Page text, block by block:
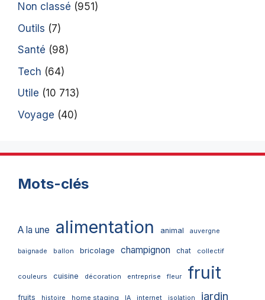
Non classé (951)
Outils (7)
Santé (98)
Tech (64)
Utile (10 713)
Voyage (40)
Mots-clés
A la une alimentation animal auvergne
baignade ballon bricolage champignon chat collectif
couleurs cuisine décoration entreprise fleur fruit
fruits histoire home staging IA internet isolation jardin